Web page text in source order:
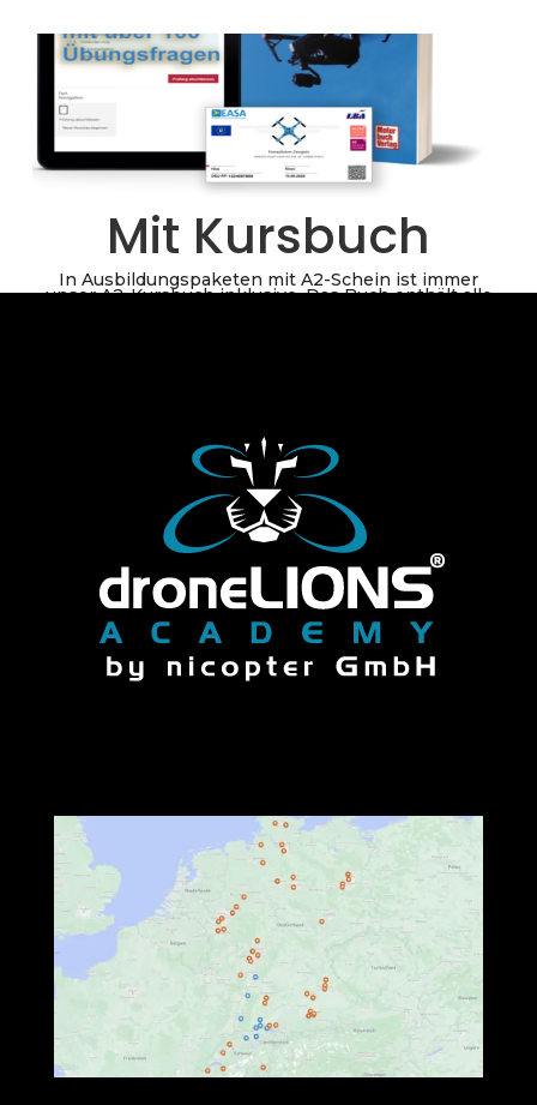
Mit Kursbuch
In Ausbildungspaketen mit A2-Schein ist immer
unser A2-Kursbuch inklusive. Das Buch enthält alle
Jetzt Prüfung mit Buch für 129€ bestellen